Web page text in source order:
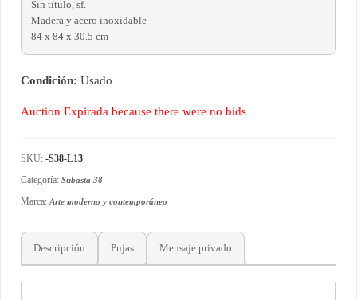
Sin título, sf.
Madera y acero inoxidable
84 x 84 x 30.5 cm
Condición: Usado
Auction Expirada because there were no bids
SKU: -S38-L13
Categoría: Subasta 38
Marca:Arte moderno y contemporáneo
Descripción Pujas Mensaje privado